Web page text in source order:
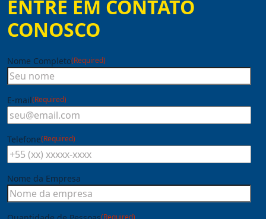
ENTRE EM CONTATO
CONOSCO
Nome Completo(Required)
E-mail(Required)
Telefone(Required)
Nome da Empresa
(Required)